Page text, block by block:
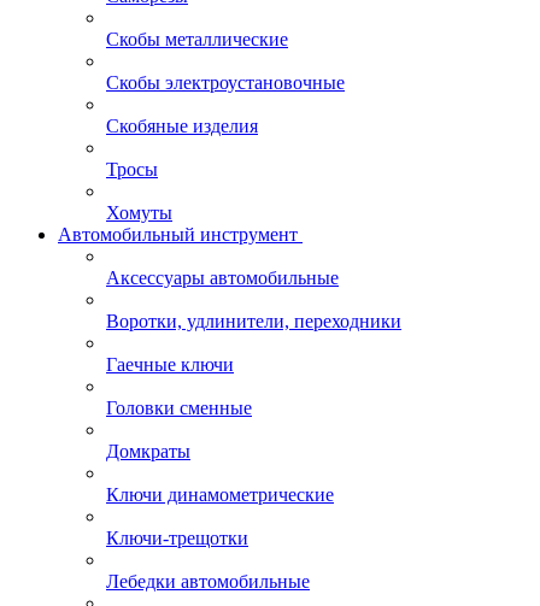
Скобы металлические
Скобы электроустановочные
Скобяные изделия
Тросы
Хомуты
Автомобильный инструмент
Аксессуары автомобильные
Воротки, удлинители, переходники
Гаечные ключи
Головки сменные
Домкраты
Ключи динамометрические
Ключи-трещотки
Лебедки автомобильные